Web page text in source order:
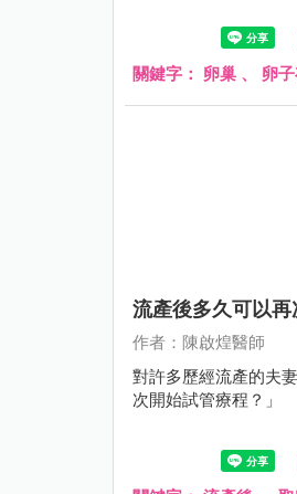
關鍵字： 卵巢 、 卵
流產後多久可以
作者：陳啟煌醫師
對許多歷經流產的夫
次開始試管療程？」